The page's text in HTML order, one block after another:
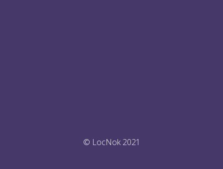
© LocNok 2021